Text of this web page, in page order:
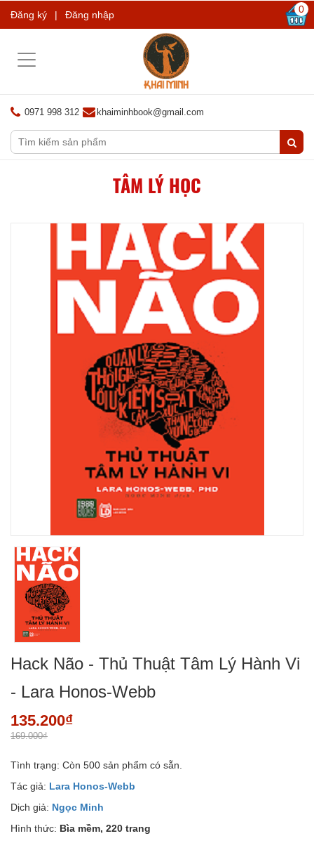
Đăng ký | Đăng nhập 0
Toggle
0971 998 312 khaiminhbook@gmail.com
TÂM LÝ HỌC
Hack Não - Thủ Thuật Tâm Lý Hành Vi
- Lara Honos-Webb
135.200₫
169.000₫
Tình trạng: Còn 500 sản phẩm có sẵn.
Tác giả: Lara Honos-Webb
Dịch giả: Ngọc Minh
Hình thức: Bìa mềm, 220 trang